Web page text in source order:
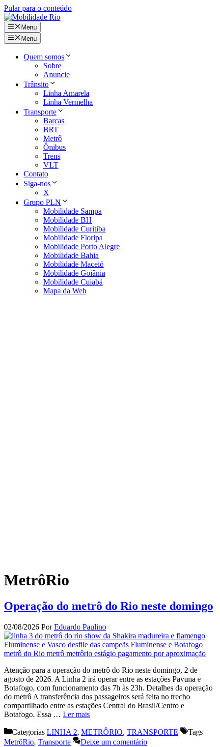
Pular para o conteúdo
Menu
Menu
Quem somos
Sobre
Anuncie
Trânsito
Linha Amarela
Linha Vermelha
Transporte
Barcas
BRT
Metrô
Ônibus
Trens
VLT
Contato
Siga-nos
X
Grupo PLN
Mobilidade Sampa
Mobilidade BH
Mobilidade Curitiba
Mobilidade Floripa
Mobilidade Porto Alegre
Mobilidade Bahia
Mobilidade Maceió
Mobilidade Goiânia
Mobilidade Cuiabá
Mapa da Web
MetrôRio
Operação do metrô do Rio neste domingo
02/08/2026 PorEduardo Paulino
Atenção para a operação do metrô do Rio neste domingo, 2 de
agosto de 2026. A Linha 2 irá operar entre as estações Pavuna e
Botafogo, com funcionamento das 7h às 23h. Detalhes da operação
do metrô A transferência dos passageiros será feita no trecho
compartilhado entre as estações Central do Brasil/Centro e
Botafogo. Essa … Ler mais
Categorias LINHA 2, METRÔRIO, TRANSPORTE
Tags
MetrôRio, Transporte Deixe um comentário